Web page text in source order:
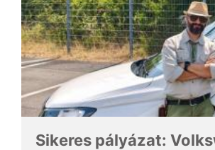
Sikeres pályázat: